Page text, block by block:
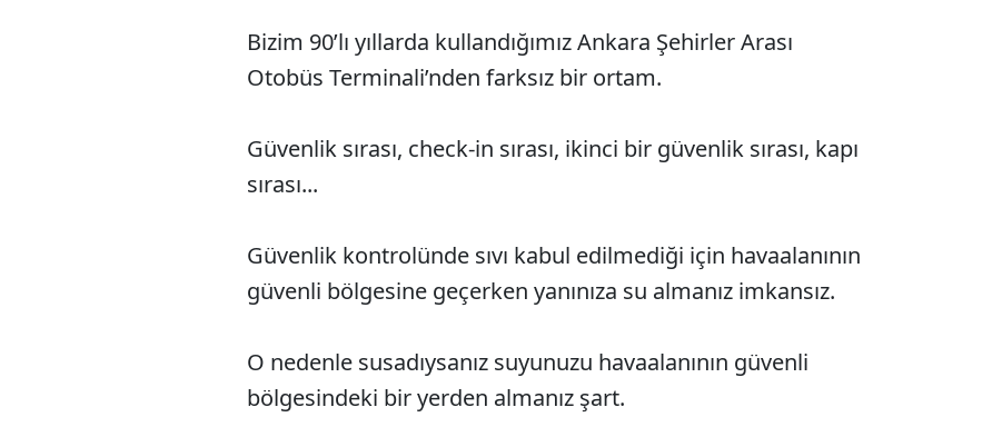
Bizim 90’lı yıllarda kullandığımız Ankara Şehirler Arası
Otobüs Terminali’nden farksız bir ortam.
Güvenlik sırası, check-in sırası, ikinci bir güvenlik sırası, kapı
sırası...
Güvenlik kontrolünde sıvı kabul edilmediği için havaalanının
güvenli bölgesine geçerken yanınıza su almanız imkansız.
O nedenle susadıysanız suyunuzu havaalanının güvenli
bölgesindeki bir yerden almanız şart.